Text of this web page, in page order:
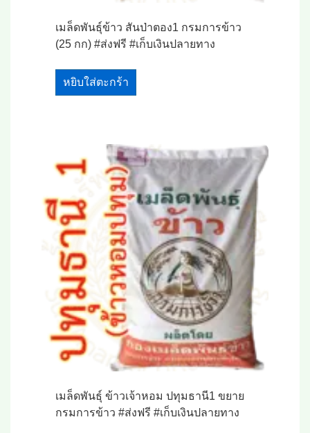
เมล็ดพันธุ์ข้าว สันป่าตอง1 กรมการข้าว
(25 กก) #ส่งฟรี #เก็บเงินปลายทาง
หยิบใส่ตะกร้า
เมล็ดพันธุ์ ข้าวเจ้าหอม ปทุมธานี1 ขยาย
กรมการข้าว #ส่งฟรี #เก็บเงินปลายทาง